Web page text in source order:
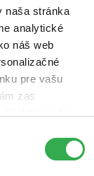
naša stránka
analytické
náš web
pre vašu
zas
Ďakujeme!